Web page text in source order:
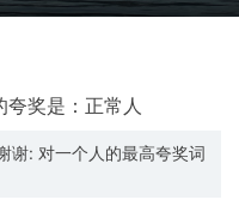
奖是：正常人
谢: 对一个人的最高夸奖词